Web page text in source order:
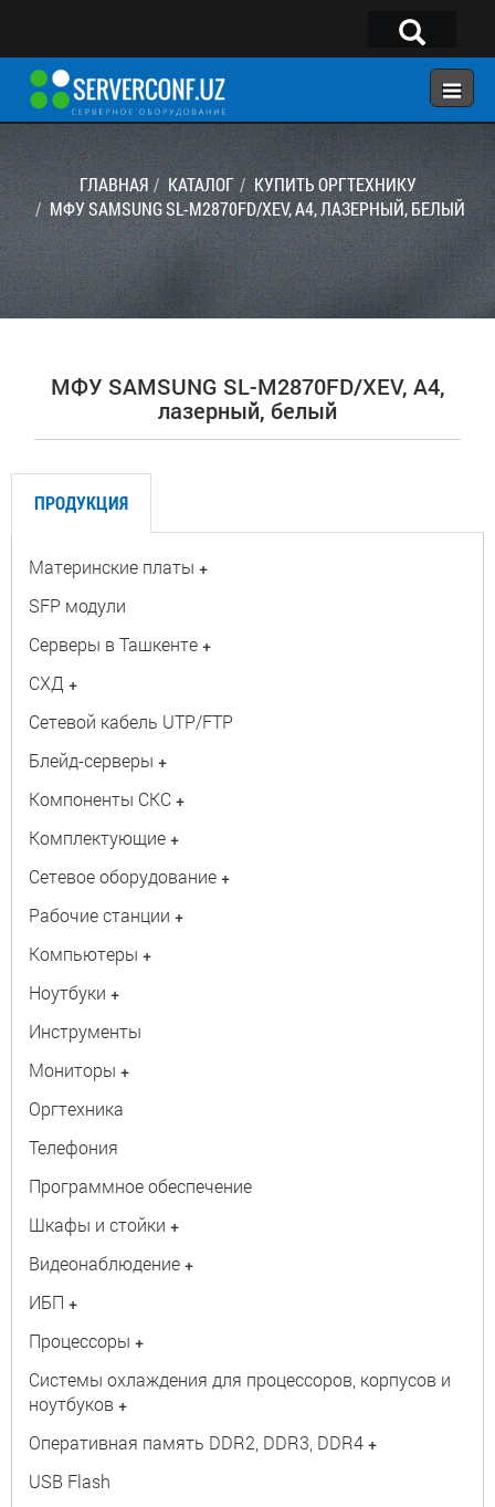
×
ГЛАВНАЯ
КОНФИГУРАТОР
КАТАЛОГ
УСЛУГИ
КОНТАКТЫ
Telegram:@serverconf_uz
Тел: (90) 932-18-00
ГЛАВНАЯ КАТАЛОГ
КУПИТЬ ОРГТЕХНИКУ
МФУ SAMSUNG SL-M2870FD/XEV, A4, ЛАЗЕРНЫЙ, БЕЛЫЙ
МФУ SAMSUNG SL-M2870FD/XEV, A4,
лазерный, белый
ПРОДУКЦИЯ
Материнские платы +
SFP модули
Серверы в Ташкенте +
СХД +
Сетевой кабель UTP/FTP
Блейд-серверы +
Компоненты СКС +
Комплектующие +
Сетевое оборудование +
Рабочие станции +
Компьютеры +
Ноутбуки +
Инструменты
Мониторы +
Оргтехника
Телефония
Программное обеспечение
Шкафы и стойки +
Видеонаблюдение +
ИБП +
Процессоры +
Системы охлаждения для процессоров, корпусов и
ноутбуков +
Оперативная память DDR2, DDR3, DDR4 +
USB Flash